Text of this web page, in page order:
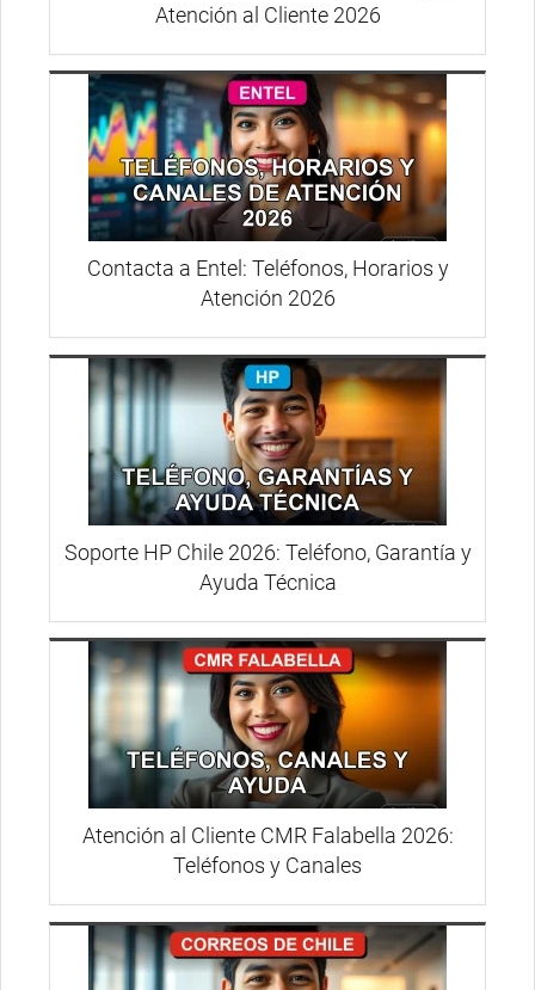
Atención al Cliente 2026
Contacta a Entel: Teléfonos, Horarios y
Atención 2026
Soporte HP Chile 2026: Teléfono, Garantía y
Ayuda Técnica
Atención al Cliente CMR Falabella 2026:
Teléfonos y Canales